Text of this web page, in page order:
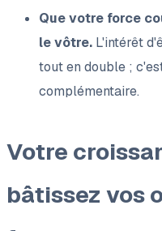
Que votre force
le vôtre. L'intérêt
tout en double ;
complémentaire.
Votre
bâtissez vos